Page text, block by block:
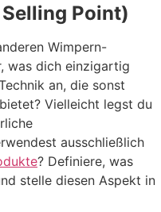
Selling Point)
Wimpern-
was dich einzigartig
an, die sonst
Vielleicht legst du
ausschließlich
? Definiere, was
stelle diesen Aspekt in